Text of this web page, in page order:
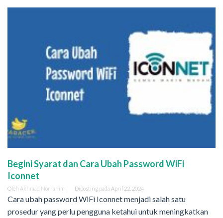
Begini Syarat dan Cara Ubah Password WiFi
Iconnet
Oleh Akhmad Norrahim Diposting pada April 22, 2024
Cara ubah password WiFi Iconnet menjadi salah satu
prosedur yang perlu pengguna ketahui untuk meningkatkan